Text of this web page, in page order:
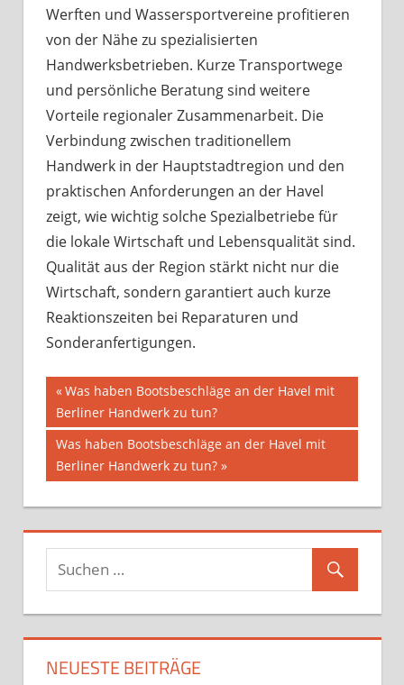
Werften und Wassersportvereine profitieren
von der Nähe zu spezialisierten
Handwerksbetrieben. Kurze Transportwege
und persönliche Beratung sind weitere
Vorteile regionaler Zusammenarbeit. Die
Verbindung zwischen traditionellem
Handwerk in der Hauptstadtregion und den
praktischen Anforderungen an der Havel
zeigt, wie wichtig solche Spezialbetriebe für
die lokale Wirtschaft und Lebensqualität sind.
Qualität aus der Region stärkt nicht nur die
Wirtschaft, sondern garantiert auch kurze
Reaktionszeiten bei Reparaturen und
Sonderanfertigungen.
Beitragsnavigation
Vorheriger
Beitrag:
Was haben Bootsbeschläge an der Havel mit
Berliner Handwerk zu tun?
Nächster
Beitrag:
Was haben Bootsbeschläge an der Havel mit
Berliner Handwerk zu tun?
NEUESTE BEITRÄGE